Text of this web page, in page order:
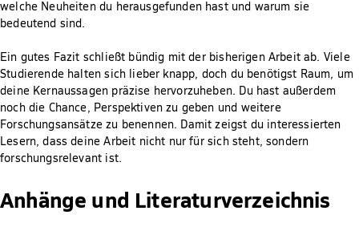
welche Neuheiten du herausgefunden hast und warum sie
bedeutend sind.
Ein gutes Fazit schließt bündig mit der bisherigen Arbeit ab. Viele
Studierende halten sich lieber knapp, doch du benötigst Raum, um
deine Kernaussagen präzise hervorzuheben. Du hast außerdem
noch die Chance, Perspektiven zu geben und weitere
Forschungsansätze zu benennen. Damit zeigst du interessierten
Lesern, dass deine Arbeit nicht nur für sich steht, sondern
forschungsrelevant ist.
Anhänge und Literaturverzeichnis